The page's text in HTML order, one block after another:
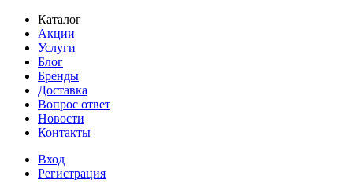
Каталог
Акции
Услуги
Блог
Бренды
Доставка
Вопрос ответ
Новости
Контакты
Вход
Регистрация